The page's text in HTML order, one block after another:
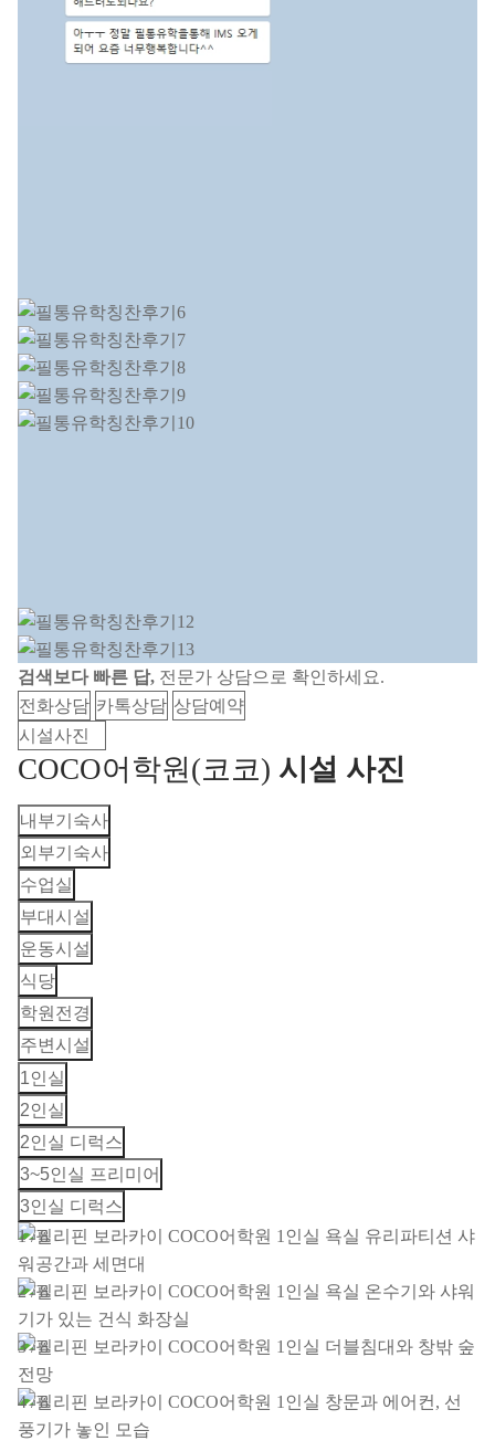
검색보다 빠른 답, 전문가 상담으로 확인하세요.
전화상담 카톡상담 상담예약
시설사진
COCO어학원(코코) 시설 사진
내부기숙사
외부기숙사
수업실
부대시설
운동시설
식당
학원전경
주변시설
1인실
2인실
2인실 디럭스
3~5인실 프리미어
3인실 디럭스
1 / 8
2 / 8
3 / 8
4 / 8